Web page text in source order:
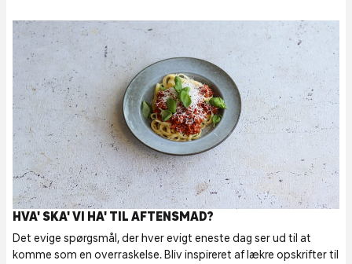
HVA' SKA' VI HA' TIL AFTENSMAD?
Det evige spørgsmål, der hver evigt eneste dag ser ud til at
komme som en overraskelse. Bliv inspireret af lækre opskrifter til